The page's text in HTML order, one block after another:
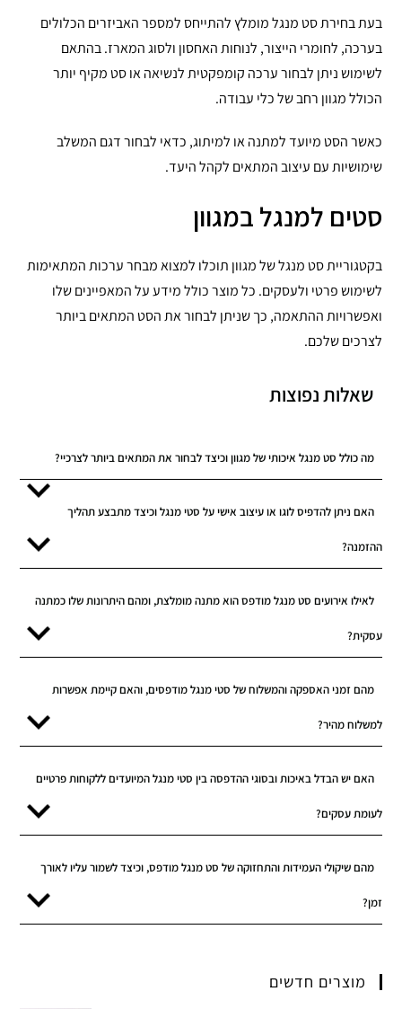
בעת בחירת סט מנגל מומלץ להתייחס למספר האביזרים הכלולים
בערכה, לחומרי הייצור, לנוחות האחסון ולסוג המארז. בהתאם
לשימוש ניתן לבחור ערכה קומפקטית לנשיאה או סט מקיף יותר
הכולל מגוון רחב של כלי עבודה.
כאשר הסט מיועד למתנה או למיתוג, כדאי לבחור דגם המשלב
שימושיות עם עיצוב המתאים לקהל היעד.
סטים למנגל במגוון
בקטגוריית סט מנגל של מגוון תוכלו למצוא מבחר ערכות המתאימות
לשימוש פרטי ולעסקים. כל מוצר כולל מידע על המאפיינים שלו
ואפשרויות ההתאמה, כך שניתן לבחור את הסט המתאים ביותר
לצרכים שלכם.
שאלות נפוצות
מה כולל סט מנגל איכותי של מגוון וכיצד לבחור את המתאים ביותר לצרכיי?
האם ניתן להדפיס לוגו או עיצוב אישי על סטי מנגל וכיצד מתבצע תהליך
ההזמנה?
לאילו אירועים סט מנגל מודפס הוא מתנה מומלצת, ומהם היתרונות שלו כמתנה
עסקית?
מהם זמני האספקה והמשלוח של סטי מנגל מודפסים, והאם קיימת אפשרות
למשלוח מהיר?
האם יש הבדל באיכות ובסוגי ההדפסה בין סטי מנגל המיועדים ללקוחות פרטיים
לעומת עסקים?
מהם שיקולי העמידות והתחזוקה של סט מנגל מודפס, וכיצד לשמור עליו לאורך
זמן?
מוצרים חדשים